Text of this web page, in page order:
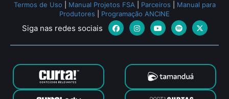
Termos de Uso
Manual Projetos FSA Parceiros
Manual para
Produtores
Programação ANCINE
Siga nas redes sociais